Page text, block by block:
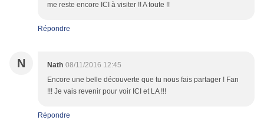
me reste encore ICI à visiter !! A toute !!
Répondre
N Nath 08/11/2016 12:45
Encore une belle découverte que tu nous fais partager ! Fan
!!! Je vais revenir pour voir ICI et LA !!!
Répondre